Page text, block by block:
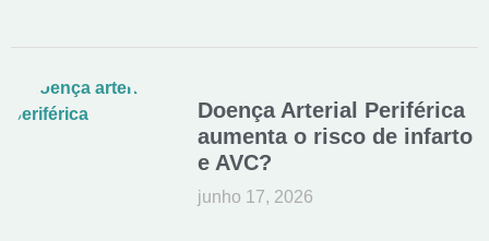
Doença Arterial Periférica
aumenta o risco de infarto
e AVC?
junho 17, 2026